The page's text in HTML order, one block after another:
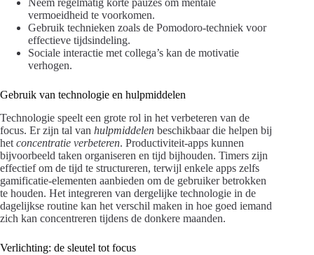
Neem regelmatig korte pauzes om mentale
vermoeidheid te voorkomen.
Gebruik technieken zoals de Pomodoro-techniek voor
effectieve tijdsindeling.
Sociale interactie met collega’s kan de motivatie
verhogen.
Gebruik van technologie en hulpmiddelen
Technologie speelt een grote rol in het verbeteren van de
focus. Er zijn tal van hulpmiddelen beschikbaar die helpen bij
het concentratie verbeteren. Productiviteit-apps kunnen
bijvoorbeeld taken organiseren en tijd bijhouden. Timers zijn
effectief om de tijd te structureren, terwijl enkele apps zelfs
gamificatie-elementen aanbieden om de gebruiker betrokken
te houden. Het integreren van dergelijke technologie in de
dagelijkse routine kan het verschil maken in hoe goed iemand
zich kan concentreren tijdens de donkere maanden.
Verlichting: de sleutel tot focus